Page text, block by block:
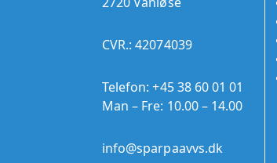
CVR.: 42074039
Telefon:+45 38 60 01 01
Man – Fre: 10.00 – 14.00
info@sparpaavvs.dk